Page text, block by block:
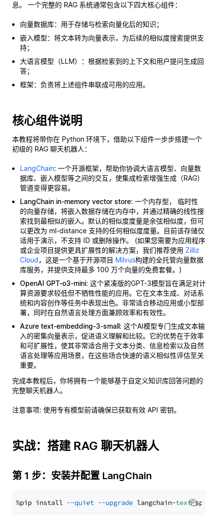
息。 一个完整的 RAG 系统通常包含以下四大核心组件：
向量数据库：用于存储与检索向量化后的知识；
嵌入模型：将文本转为向量表示，为后续的相似度搜索提供支
持；
大语言模型（LLM）：根据检索到的上下文和用户提问生成回
答；
框架：负责将上述组件串联成可用的应用。
核心组件说明
本教程将带你在 Python 环境下，借助以下组件一步步搭建一个
初级的 RAG 聊天机器人：
LangChain: 一个开源框架，帮助你协调大语言模型、向量数
据库、嵌入模型等之间的交互，使集成检索增强生成（RAG）
管道变得更容易。
LangChain in-memory vector store: 一个内存型， 临时性
的向量存储，将嵌入数据存储在内存中，并通过精确的线性搜
索找到最相似的嵌入。默认的相似度度量是余弦相似度，但可
以更改为 ml-distance 支持的任何相似度度量。目前该存储仅
适用于演示，不支持 ID 或删除操作。 (如果您需要为应用程序
或企业项目提供更具扩展性的解决方案，我们推荐使用 Zilliz
Cloud，这是一个基于开源项目 Milvus构建的全托管向量数据
库服务，并提供支持最多 100 万个向量的免费套餐。)
OpenAI GPT-o3-mini: 这个紧凑版的GPT-3模型旨在满足对计
算资源要求较低但不牺牲性能的应用。它在文本生成、对话系
统和内容创作等任务中表现出色。非常适合移动应用或小型部
署，同时在自然语言处理方面兼顾效率和有效性。
Azure text-embedding-3-small: 这个AI模型专门生成文本输
入的密集向量表示，促进语义理解和比较。它的优势在于效率
和可扩展性，使其非常适合用于文本分类、信息检索以及自然
语言处理等应用场景，在这些场合快速的语义相似性评估至关
重要。
完成本教程后，你将拥有一个能够基于自定义知识库回答问题的
完整聊天机器人。
注意事项: 使用专有模型前请确保已获取有效 API 密钥。
实战：搭建 RAG 聊天机器人
第 1 步：安装并配置 LangChain
%pip install --quiet --upgrade langchain-text